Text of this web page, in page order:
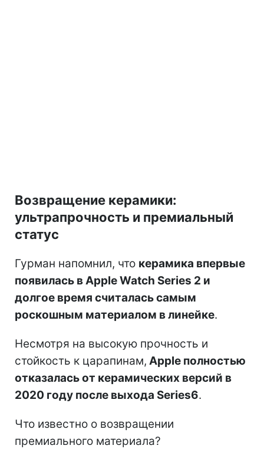
Возвращение керамики:
ультрапрочность и премиальный
статус
Гурман напомнил, что керамика впервые
появилась в Apple Watch Series 2 и
долгое время считалась самым
роскошным материалом в линейке.
Несмотря на высокую прочность и
стойкость к царапинам, Apple полностью
отказалась от керамических версий в
2020 году после выхода Series6.
Что известно о возвращении
премиального материала?